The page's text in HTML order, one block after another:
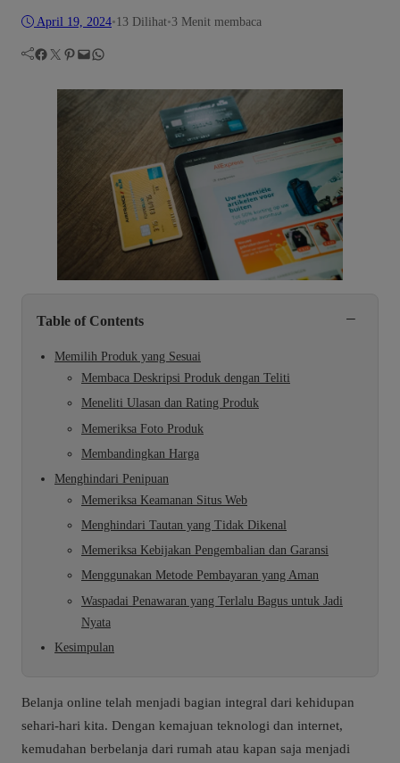
April 19, 2024•13 Dilihat•3 Menit membaca
Facebook Twitter Pinterest Mail WhatsApp
Table of Contents −
Memilih Produk yang Sesuai
Membaca Deskripsi Produk dengan Teliti
Meneliti Ulasan dan Rating Produk
Memeriksa Foto Produk
Membandingkan Harga
Menghindari Penipuan
Memeriksa Keamanan Situs Web
Menghindari Tautan yang Tidak Dikenal
Memeriksa Kebijakan Pengembalian dan Garansi
Menggunakan Metode Pembayaran yang Aman
Waspadai Penawaran yang Terlalu Bagus untuk Jadi
Nyata
Kesimpulan
Belanja online telah menjadi bagian integral dari kehidupan
sehari-hari kita. Dengan kemajuan teknologi dan internet,
kemudahan berbelanja dari rumah atau kapan saja menjadi